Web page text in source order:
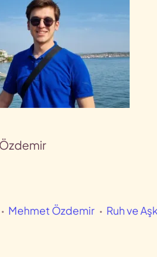
Mehmet Özdemir Ruh ve